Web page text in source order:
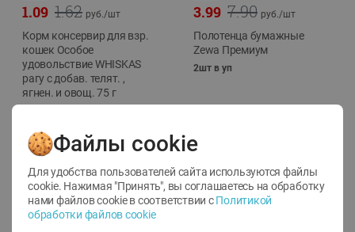
1.62
1.09 руб./шт
Корм консервир для взр.
кошек Особое
удовольствие WHISKAS
рагу с добав. телят. ,
ягнен. и овощ. 75 г
7.90
3.99 руб./шт
Полотенца бумажные
Zewa Премиум
2шт в уп
Файлы cookie
Для удобства пользователей сайта используются файлы
cookie. Нажимая "Принять", вы соглашаетесь на обработку
нами файлов cookie в соответствии с Политикой
обработки файлов cookie